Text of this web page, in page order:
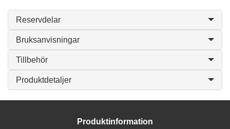
Reservdelar
Bruksanvisningar
Tillbehör
Produktdetaljer
Produktinformation